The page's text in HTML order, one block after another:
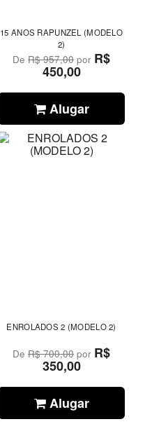
15 ANOS RAPUNZEL (MODELO
2)
DeR$ 957,00 por R$
450,00
Alugar
ENROLADOS 2 (MODELO 2)
DeR$ 700,00 por R$
350,00
Alugar